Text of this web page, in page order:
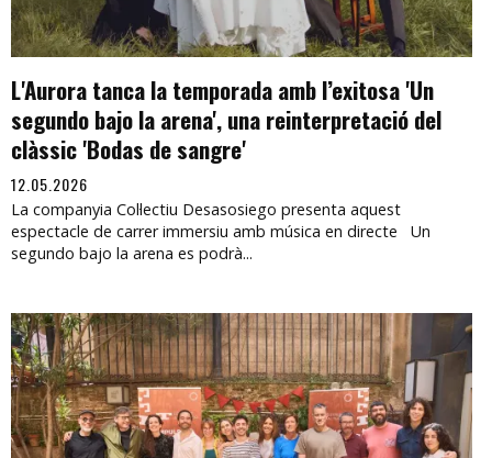
L'Aurora tanca la temporada amb l’exitosa 'Un
segundo bajo la arena', una reinterpretació del
clàssic 'Bodas de sangre'
12.05.2026
La companyia Col·lectiu Desasosiego presenta aquest
espectacle de carrer immersiu amb música en directe Un
segundo bajo la arena es podrà...